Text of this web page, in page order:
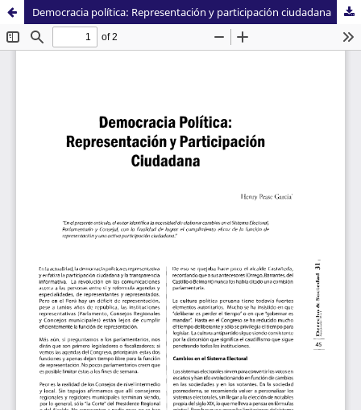
Democracia política: Representación y participación ciudadana